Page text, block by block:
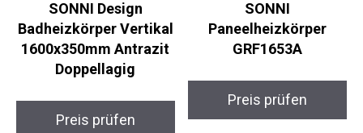
SONNI Design
Badheizkörper Vertikal
1600x350mm Antrazit
Doppellagig
Preis prüfen
SONNI
Paneelheizkörper
GRF1653A
Preis prüfen